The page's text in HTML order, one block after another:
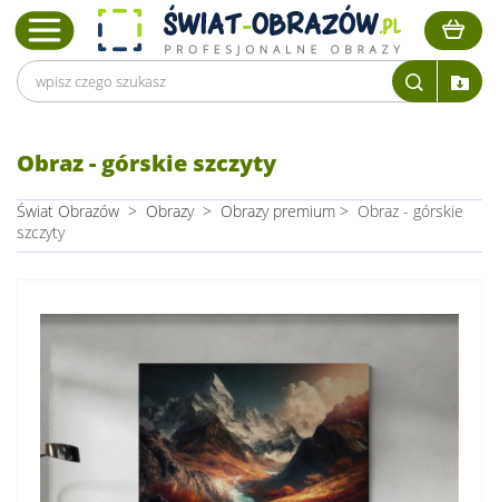
Obraz - górskie szczyty
Świat Obrazów > Obrazy > Obrazy premium > Obraz - górskie
szczyty